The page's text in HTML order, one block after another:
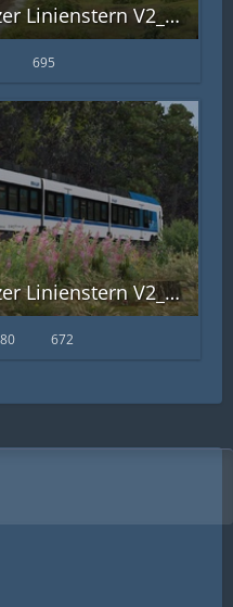
Screenshot_Brennitzer Linienstern V2_50.97767-6.29625_17-38-48.jpg
695
Screenshot_Brennitzer Linienstern V2_51.00402-6.27170_16-29-55.jpg
672